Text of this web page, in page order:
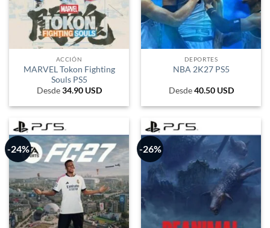
ACCIÓN
MARVEL Tokon Fighting
Souls PS5
Desde34.90 USD
DEPORTES
NBA 2K27 PS5
Desde40.50 USD
-24% -26%